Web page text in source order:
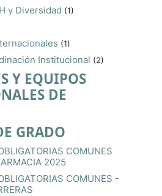
y Diversidad (1)
(1)
Institucional (2)
Y EQUIPOS
DE
GRADO
COMUNES
2025
COMUNES -